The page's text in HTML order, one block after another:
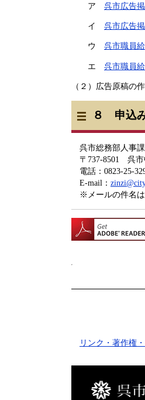
ア 呉市広告
イ 呉市広告
ウ 呉市職員
エ 呉市職員
（２）広告原稿の
８ 申込
呉市総務部人事
〒737-8501 呉市
電話：0823-25-
E-mail：
※メールの件名は
リンク・著作権